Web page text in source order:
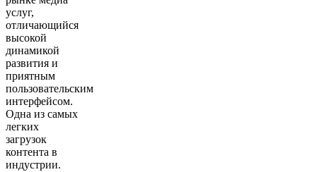
услуг,
отличающийся
высокой
динамикой
развития и
приятным
пользовательским
интерфейсом.
Одна из самых
легких
загрузок
контента в
индустрии.